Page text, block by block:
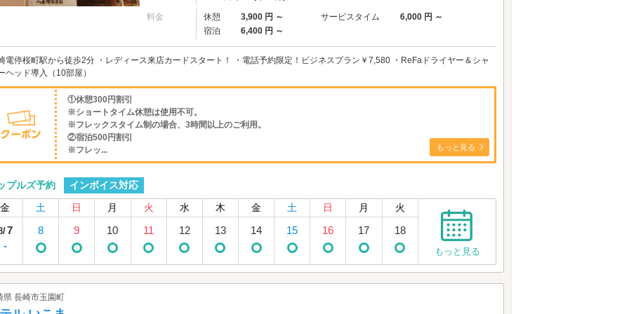
料金 休憩 3,900 円 ～ サービスタイム
6,000 円 ～
宿泊
6,400 円 ～
電停桜町駅から徒歩2分 ・レディース来店カードスタート！ ・電話予約限定！ビジネスプラン￥7,580 ・ReFaドライヤー＆シャ
ヘッド導入（10部屋）
①休憩300円割引
※ショートタイム休憩は使用不可。
※フレックスタイム制の場合、3時間以上のご利用。
②宿泊500円割引
※フレッ...
もっと見る
プルズ予約
インボイス対応
金
土 日 月 火 水 木 金 土 日 月 火
7
-
8 9 10 11 12 13 14 15 16 17 18
もっと見る
県 長崎市玉園町